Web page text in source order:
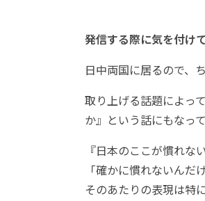
発信する際に気を付け
日中両国に居るので、
取り上げる話題によっ
か』という話にもなっ
『日本のここが慣れな
「確かに慣れないん
そのあたりの表現は特